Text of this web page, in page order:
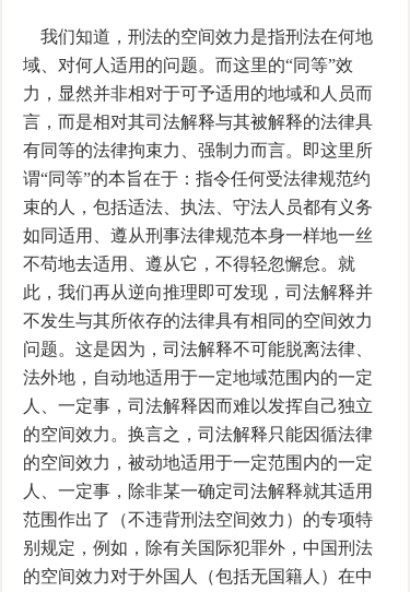
我们知道，刑法的空间效力是指刑法在何地
域、对何人适用的问题。而这里的“同等”效
力，显然并非相对于可予适用的地域和人员而
言，而是相对其司法解释与其被解释的法律具
有同等的法律拘束力、强制力而言。即这里所
谓“同等”的本旨在于：指令任何受法律规范约
束的人，包括适法、执法、守法人员都有义务
如同适用、遵从刑事法律规范本身一样地一丝
不苟地去适用、遵从它，不得轻忽懈怠。就
此，我们再从逆向推理即可发现，司法解释并
不发生与其所依存的法律具有相同的空间效力
问题。这是因为，司法解释不可能脱离法律、
法外地，自动地适用于一定地域范围内的一定
人、一定事，司法解释因而难以发挥自己独立
的空间效力。换言之，司法解释只能因循法律
的空间效力，被动地适用于一定范围内的一定
人、一定事，除非某一确定司法解释就其适用
范围作出了（不违背刑法空间效力）的专项特
别规定，例如，除有关国际犯罪外，中国刑法
的空间效力对于外国人（包括无国籍人）在中